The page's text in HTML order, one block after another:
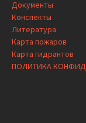
Документы
Конспекты
Литература
Карта пожаров
Карта гидрантов
ПОЛИТИКА